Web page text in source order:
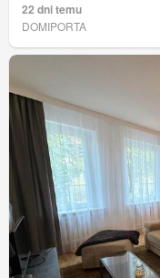
22 dni temu
DOMIPORTA